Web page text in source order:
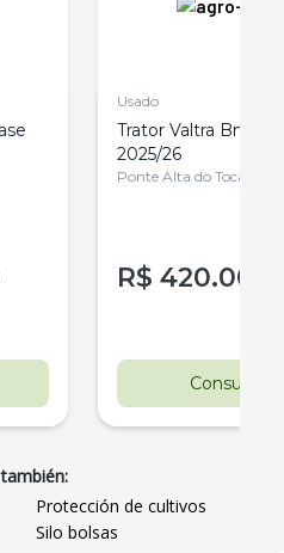
Usado
Trator Valtra Bm115
2025/26
Ponte Alta do Tocantins
R$ 420.000
Consultar
Protección de cultivos
Silo bolsas